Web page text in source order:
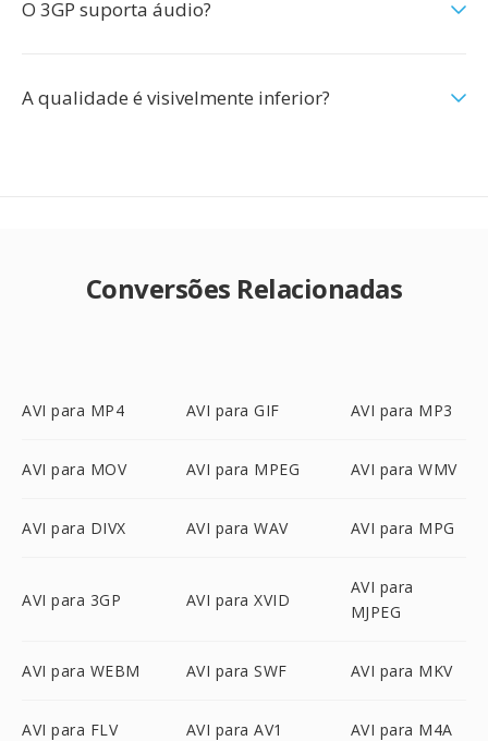
O 3GP suporta áudio?
A qualidade é visivelmente inferior?
Conversões Relacionadas
AVI para MP4 AVI para GIF AVI para MP3
AVI para MOV AVI para MPEG AVI para WMV
AVI para DIVX AVI para WAV AVI para MPG
AVI para 3GP AVI para XVID
AVI para
MJPEG
AVI para WEBM AVI para SWF AVI para MKV
AVI para FLV AVI para AV1 AVI para M4A